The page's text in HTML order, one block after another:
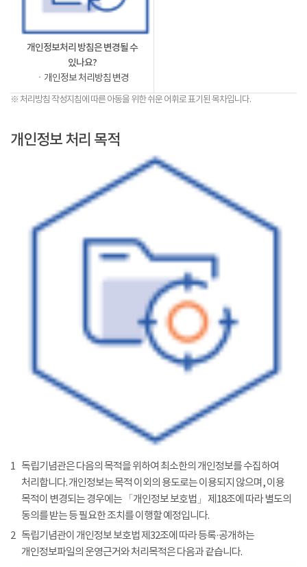
개인정보처리 방침은 변경될 수
있나요?
ㆍ개인정보 처리방침 변경
※ 처리방침 작성지침에 따른 아동을 위한 쉬운 어휘로 표기된 목차입니다.
개인정보 처리 목적
1 독립기념관은 다음의 목적을 위하여 최소한의 개인정보를 수집하여
처리합니다. 개인정보는 목적 이외의 용도로는 이용되지 않으며, 이용
목적이 변경되는 경우에는 「개인정보 보호법」 제18조에 따라 별도의
동의를 받는 등 필요한 조치를 이행할 예정입니다.
2 독립기념관이 개인정보 보호법 제32조에 따라 등록·공개하는
개인정보파일의 운영근거와 처리목적은 다음과 같습니다.